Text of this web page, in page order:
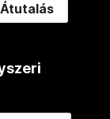
Átutalás